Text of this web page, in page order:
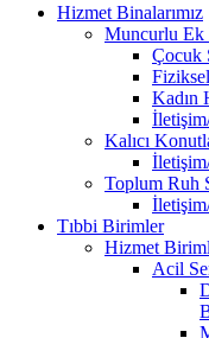
Hizmet Binalarımız
Muncurlu Ek
Çocuk
Kadın
Kalıcı
Toplum Ruh
Tıbbi Birimler
Hizmet
Acil